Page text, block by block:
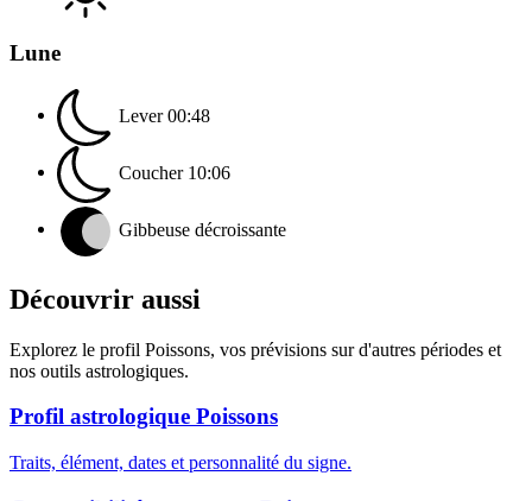
Lune
Lever 00:48
Coucher 10:06
Gibbeuse décroissante
Découvrir aussi
Explorez le profil Poissons, vos prévisions sur d'autres périodes et
nos outils astrologiques.
Profil astrologique Poissons
Traits, élément, dates et personnalité du signe.